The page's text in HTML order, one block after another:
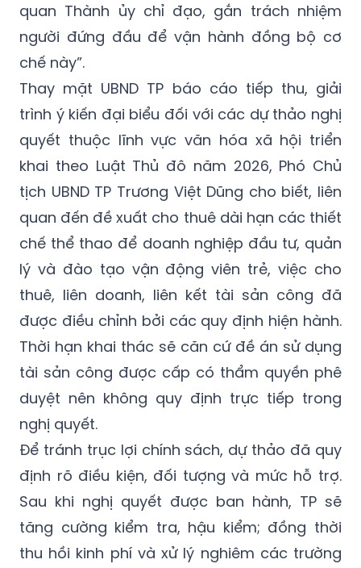
quan Thành ủy chỉ đạo, gắn trách nhiệm
người đứng đầu để vận hành đồng bộ cơ
chế này”.
Thay mặt UBND TP báo cáo tiếp thu, giải
trình ý kiến đại biểu đối với các dự thảo nghị
quyết thuộc lĩnh vực văn hóa xã hội triển
khai theo Luật Thủ đô năm 2026, Phó Chủ
tịch UBND TP Trương Việt Dũng cho biết, liên
quan đến đề xuất cho thuê dài hạn các thiết
chế thể thao để doanh nghiệp đầu tư, quản
lý và đào tạo vận động viên trẻ, việc cho
thuê, liên doanh, liên kết tài sản công đã
được điều chỉnh bởi các quy định hiện hành.
Thời hạn khai thác sẽ căn cứ đề án sử dụng
tài sản công được cấp có thẩm quyền phê
duyệt nên không quy định trực tiếp trong
nghị quyết.
Để tránh trục lợi chính sách, dự thảo đã quy
định rõ điều kiện, đối tượng và mức hỗ trợ.
Sau khi nghị quyết được ban hành, TP sẽ
tăng cường kiểm tra, hậu kiểm; đồng thời
thu hồi kinh phí và xử lý nghiêm các trường